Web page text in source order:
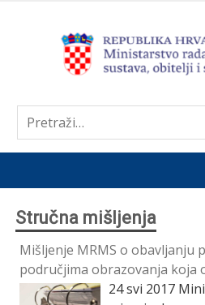
Stručna mišljenja
Mišljenje MRMS o obavljanju
područjima obrazovanja koja
poslodavca
24 svi 2017